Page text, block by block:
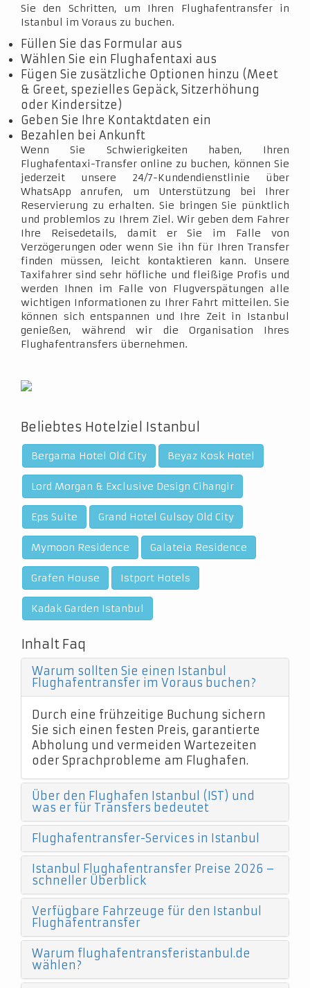
Sie den Schritten, um Ihren Flughafentransfer in
Istanbul im Voraus zu buchen.
Füllen Sie das Formular aus
Wählen Sie ein Flughafentaxi aus
Fügen Sie zusätzliche Optionen hinzu (Meet
& Greet, spezielles Gepäck, Sitzerhöhung
oder Kindersitze)
Geben Sie Ihre Kontaktdaten ein
Bezahlen bei Ankunft
Wenn Sie Schwierigkeiten haben, Ihren
Flughafentaxi-Transfer online zu buchen, können Sie
jederzeit unsere 24/7-Kundendienstlinie über
WhatsApp anrufen, um Unterstützung bei Ihrer
Reservierung zu erhalten. Sie bringen Sie pünktlich
und problemlos zu Ihrem Ziel. Wir geben dem Fahrer
Ihre Reisedetails, damit er Sie im Falle von
Verzögerungen oder wenn Sie ihn für Ihren Transfer
finden müssen, leicht kontaktieren kann. Unsere
Taxifahrer sind sehr höfliche und fleißige Profis und
werden Ihnen im Falle von Flugverspätungen alle
wichtigen Informationen zu Ihrer Fahrt mitteilen. Sie
können sich entspannen und Ihre Zeit in Istanbul
genießen, während wir die Organisation Ihres
Flughafentransfers übernehmen.
Beliebtes Hotelziel Istanbul
Bergama Hotel Old City Beyaz Kosk Hotel
Lord Morgan & Exclusive Design Cihangir
Eps Suite Grand Hotel Gulsoy Old City
Mymoon Residence Galateia Residence
Grafen House Istport Hotels
Kadak Garden Istanbul
Inhalt Faq
Warum sollten Sie einen Istanbul
Flughafentransfer im Voraus buchen?
Durch eine frühzeitige Buchung sichern
Sie sich einen festen Preis, garantierte
Abholung und vermeiden Wartezeiten
oder Sprachprobleme am Flughafen.
Über den Flughafen Istanbul (IST) und
was er für Transfers bedeutet
Flughafentransfer-Services in Istanbul
Istanbul Flughafentransfer Preise 2026 –
schneller Überblick
Verfügbare Fahrzeuge für den Istanbul
Flughafentransfer
Warum flughafentransferistanbul.de
wählen?